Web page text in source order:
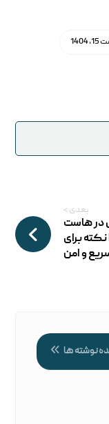
بعدی >
در هاست
با FTP: 5 نکته برای
و امن
نوشته ها